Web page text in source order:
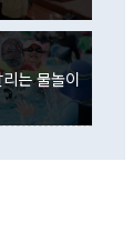
, 9·19 군
니어서 월
듣고 난
인했다. 정
의(NSC)
"안보 관
무보고를
것은 심각
록을 다시
유입에도
기록했
증가했
는 물놀이